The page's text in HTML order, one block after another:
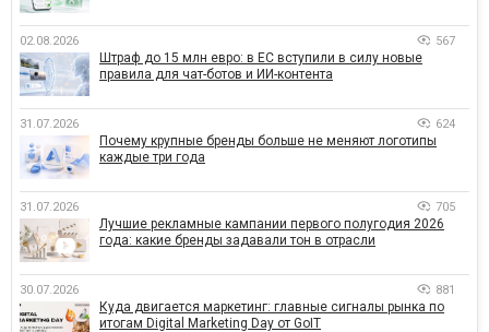
02.08.2026 567
Штраф до 15 млн евро: в ЕС вступили в силу новые
правила для чат-ботов и ИИ-контента
31.07.2026 624
Почему крупные бренды больше не меняют логотипы
каждые три года
31.07.2026 705
Лучшие рекламные кампании первого полугодия 2026
года: какие бренды задавали тон в отрасли
30.07.2026 881
Куда двигается маркетинг: главные сигналы рынка по
итогам Digital Marketing Day от GoIT